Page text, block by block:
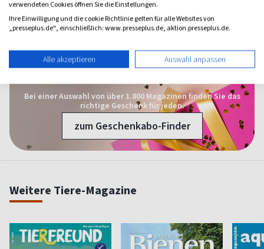
mich schon auf die nächste Ausgabe. Herzliche Grüße Juliane Mathieu
1 Jahr Freude schenken!
Bei einer Auswahl von über 1.800 Magazinen finden Sie das
richtige Geschenk für jeden.
zum Geschenkabo-Finder
Weitere Tiere-Magazine
verwendeten Cookies öffnen Sie die Einstellungen.
Ihre Einwilligung und die cookie Richtlinie gelten für alle Websites von
„presseplus.de“, einschließlich: www.presseplus.de, aktion.presseplus.de.
Alle akzeptieren Auswahl anpassen